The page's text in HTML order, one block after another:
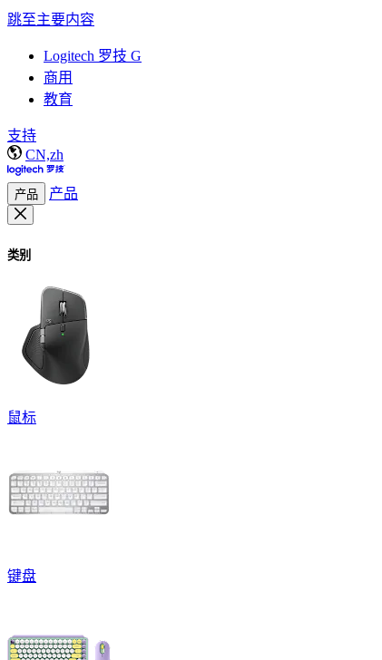
跳至主要内容
Logitech 罗技 G
商用
教育
支持
CN,zh
产品 产品
类别
鼠标
键盘